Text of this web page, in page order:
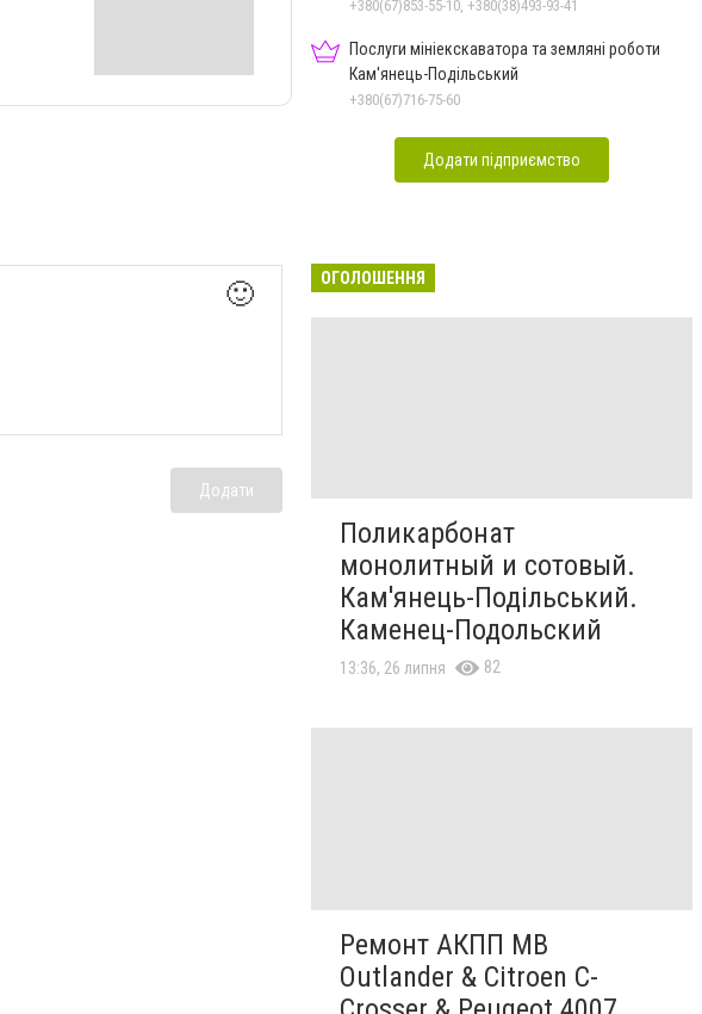
🙂
Додати
+380(67)853-55-10, +380(38)493-93-41
Послуги мініекскаватора та земляні роботи
Кам'янець-Подільський
+380(67)716-75-60
Додати підприємство
ОГОЛОШЕННЯ
Поликарбонат
монолитный и сотовый.
Кам'янець-Подільський.
Каменец-Подольский
13:36, 26 липня 82
Ремонт АКПП MB
Outlander & Citroen C-